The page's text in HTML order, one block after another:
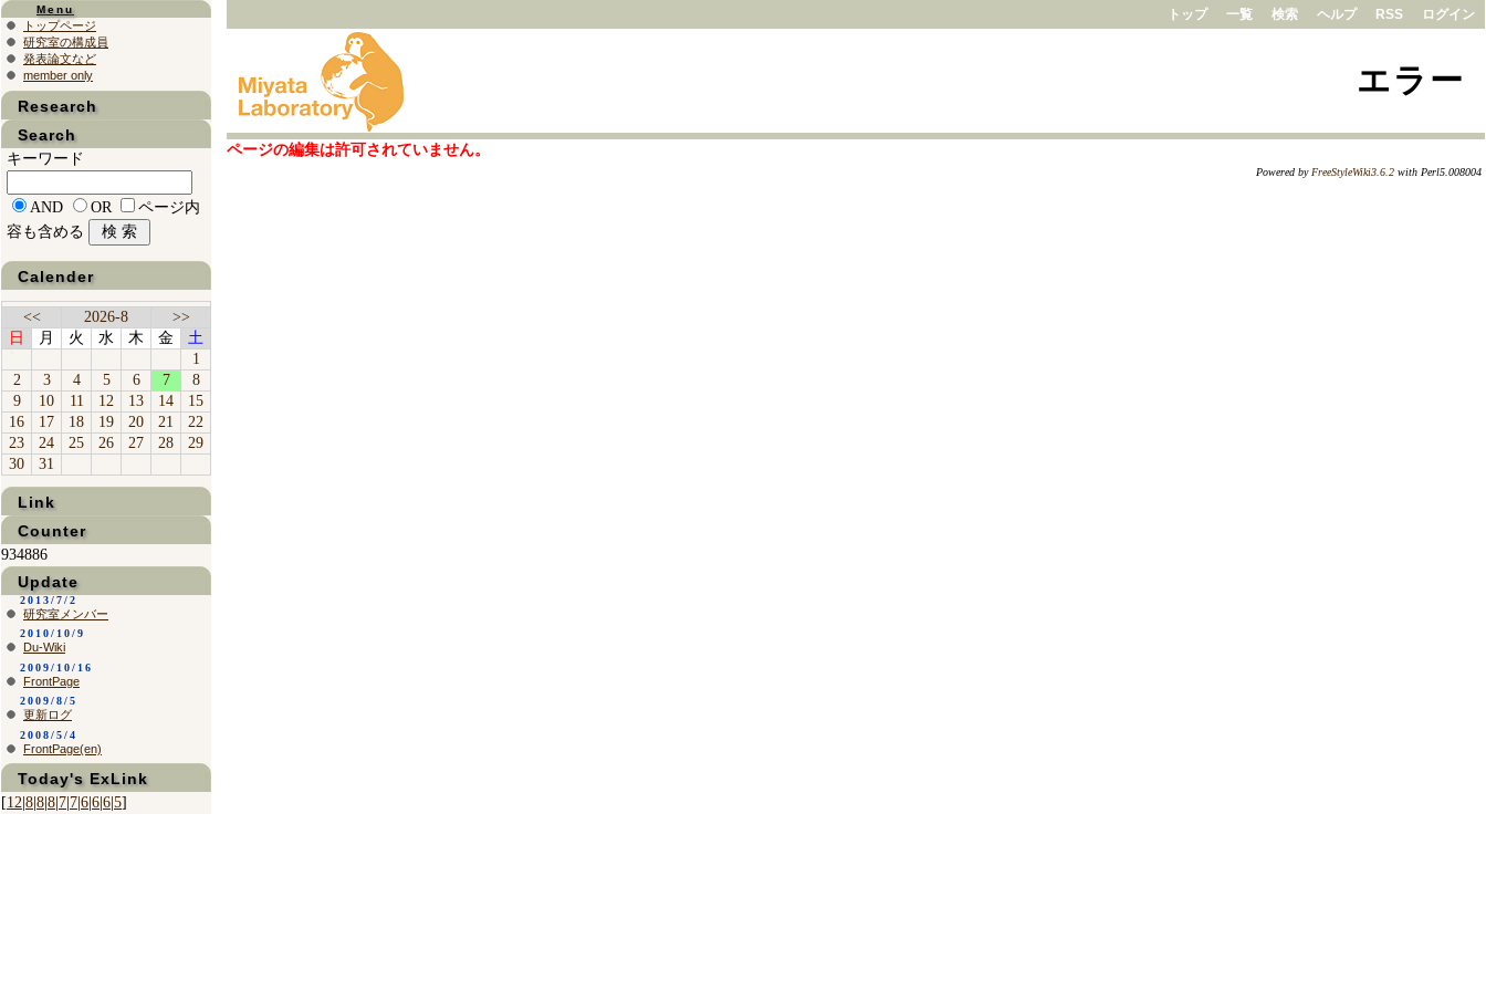
トップ 一覧 検索 ヘルプ RSS ログイン
エラー
ページの編集は許可されていません。
Powered by FreeStyleWiki3.6.2 with Perl5.008004
Menu
トップページ
研究室の構成員
発表論文など
member only
Research
Search
キーワード
AND OR
ページ内
容も含める
Calender
<< 2026-8
>>
日
月 火 水 木 金
土
1
2
3 4 5 6 7
8
9
10 11 12 13 14
15
16
17 18 19 20 21
22
23
24 25 26 27 28
29
30
31
Link
Counter
934886
Update
2013/7/2
研究室メンバー
2010/10/9
Du-Wiki
2009/10/16
FrontPage
2009/8/5
更新ログ
2008/5/4
FrontPage(en)
Today's ExLink
[12 8 8 8 7 7 6 6 6 5]